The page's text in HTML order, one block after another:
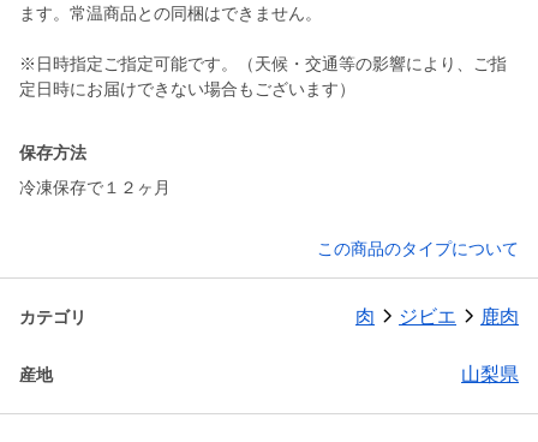
ます。常温商品との同梱はできません。
※日時指定ご指定可能です。（天候・交通等の影響により、ご指
定日時にお届けできない場合もございます）
保存方法
冷凍保存で１２ヶ月
この商品のタイプについて
カテゴリ 肉 ジビエ 鹿肉
産地 山梨県